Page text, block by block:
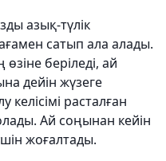
азық-түлік
сатып ала алады.
беріледі, ай
дейін жүзеге
расталған
Ай соңынан кейін
жоғалтады.